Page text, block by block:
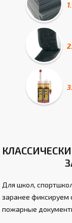
1.
2.
3.
Для школ,
заранее
пожарные